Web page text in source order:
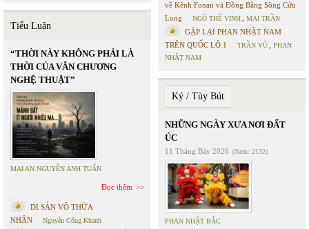
Tiểu Luận
“THỜI NÀY KHÔNG PHẢI LÀ
THỜI CỦA VĂN CHƯƠNG
NGHỆ THUẬT”
MAI AN NGUYỄN ANH TUẤN
Đọc thêm
DI SẢN VÔ THỪA
NHẬN
Nguyễn Công Khanh
về Kênh Funan và Đồng Bằng Sông Cửu
Long
NGÔ THẾ VINH MAI TRẦN
GẶP LẠI PHAN NHẬT NAM
TRÊN QUỐC LỘ 1
TRẦN VŨ
PHAN
NHẬT NAM
Ký / Tùy Bút
NHỮNG NGÀY XƯA NƠI ĐẤT
ÚC
11 Tháng Bảy 2026 (Xem: 2132)
PHAN NHẬT BẮC